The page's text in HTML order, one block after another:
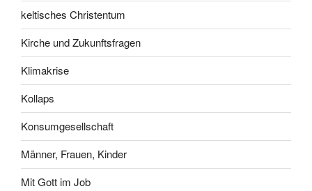
keltisches Christentum
Kirche und Zukunftsfragen
Klimakrise
Kollaps
Konsumgesellschaft
Männer, Frauen, Kinder
Mit Gott im Job